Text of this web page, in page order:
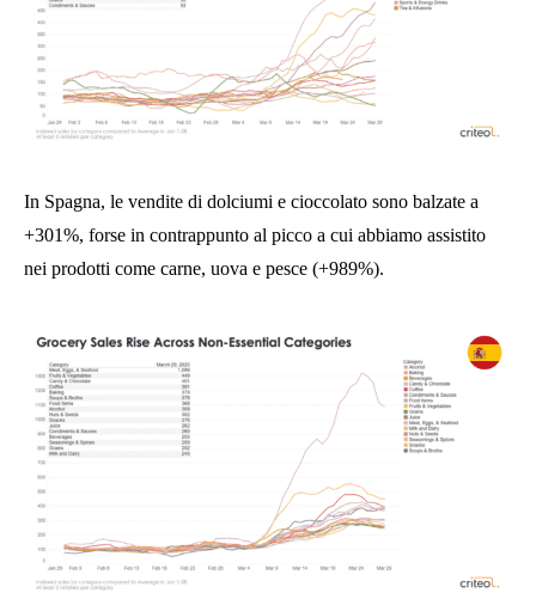
In Spagna, le vendite di dolciumi e cioccolato sono balzate a
+301%, forse in contrappunto al picco a cui abbiamo assistito
nei prodotti come carne, uova e pesce (+989%).